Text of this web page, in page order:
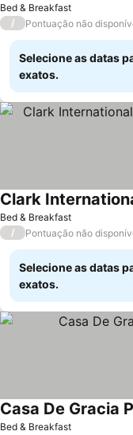
Bed & Breakfast
/ Pontuação não
Selecione as datas
exatos.
Bed & Breakfast
/ Pontuação não
Selecione as datas
exatos.
Bed & Breakfast
Casa De Gracia